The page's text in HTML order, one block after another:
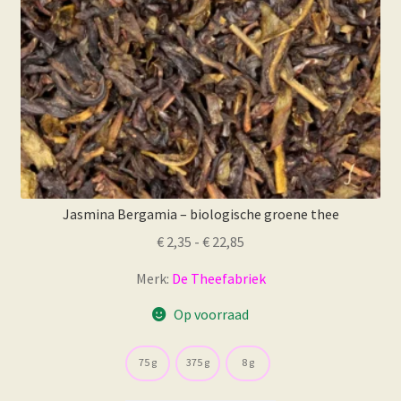
de
productpagina
Jasmina Bergamia – biologische groene thee
€ 2,35 - € 22,85
tot
€ 22,85
Merk: De Theefabriek
Op voorraad
75 g 375 g 8 g